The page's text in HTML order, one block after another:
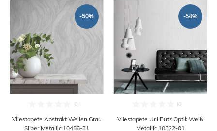
-50%
Vliestapete Abstrakt Wellen Grau
Silber Metallic 10456-31
-54%
Vliestapete Uni Putz Optik Weiß
Metallic 10322-01